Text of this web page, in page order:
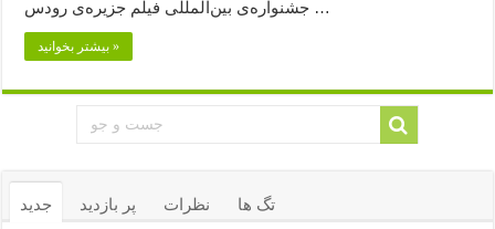
جشنواره‌ی بین‌المللی فیلم جزیره‌ی رودس …
بیشتر بخوانید »
جدید پر بازدید نظرات تگ ها